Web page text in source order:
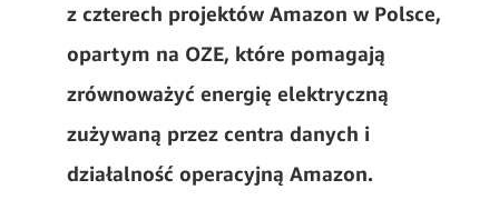
z czterech projektów Amazon w Polsce,
opartym na OZE, które pomagają
zrównoważyć energię elektryczną
zużywaną przez centra danych i
działalność operacyjną Amazon.